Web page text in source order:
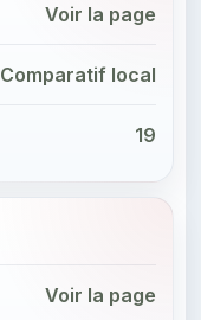
Voir la page
Comparatif local
19
Voir la page